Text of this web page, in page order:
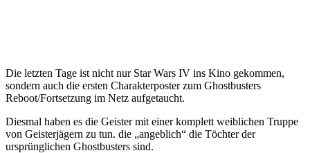
Die letzten Tage ist nicht nur Star Wars IV ins Kino gekommen,
sondern auch die ersten Charakterposter zum Ghostbusters
Reboot/Fortsetzung im Netz aufgetaucht.
Diesmal haben es die Geister mit einer komplett weiblichen Truppe
von Geisterjägern zu tun. die „angeblich“ die Töchter der
ursprünglichen Ghostbusters sind.